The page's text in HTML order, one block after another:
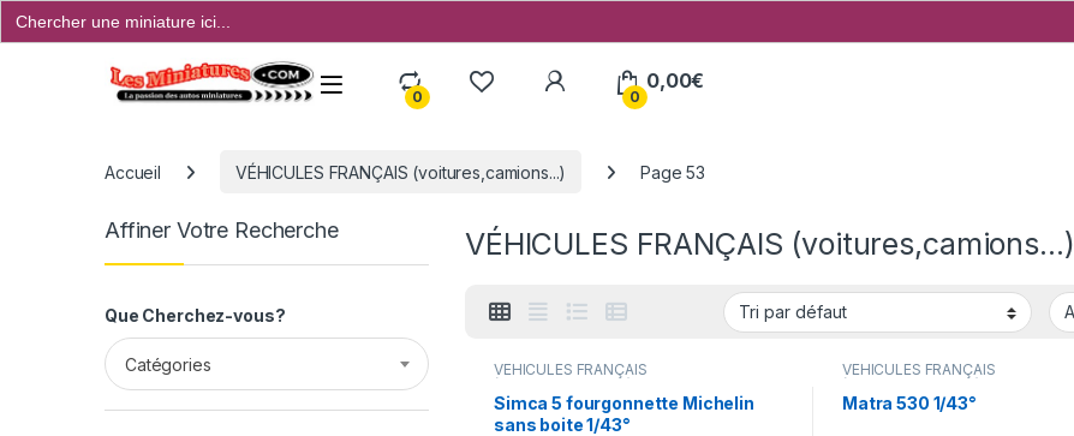
Search
for:
Open
0
My Account
0
0,00€
Accueil VÉHICULES FRANÇAIS (voitures,camions...) Page 53
VÉHICULES FRANÇAIS (voitures,camions...)
VÉHICULES FRANÇAIS
(voitures,camions...)
Simca 5 fourgonnette Michelin
sans boite 1/43°
VÉHICULES FRANÇAIS
(voitures,camions...)
Matra 530 1/43°
Affiner Votre Recherche
Que Cherchez-vous?
Catégories